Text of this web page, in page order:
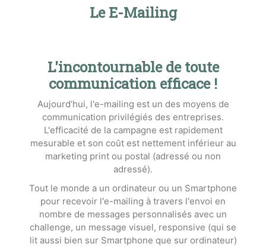
Le E-Mailing
L'incontournable de toute
communication efficace !
Aujourd’hui, l'e-mailing est un des moyens de
communication privilégiés des entreprises.
L'efficacité de la campagne est rapidement
mesurable et son coût est nettement inférieur au
marketing print ou postal (adressé ou non
adressé).
Tout le monde a un ordinateur ou un Smartphone
pour recevoir l'e-mailing à travers l'envoi en
nombre de messages personnalisés avec un
challenge, un message visuel, responsive (qui se
lit aussi bien sur Smartphone que sur ordinateur)